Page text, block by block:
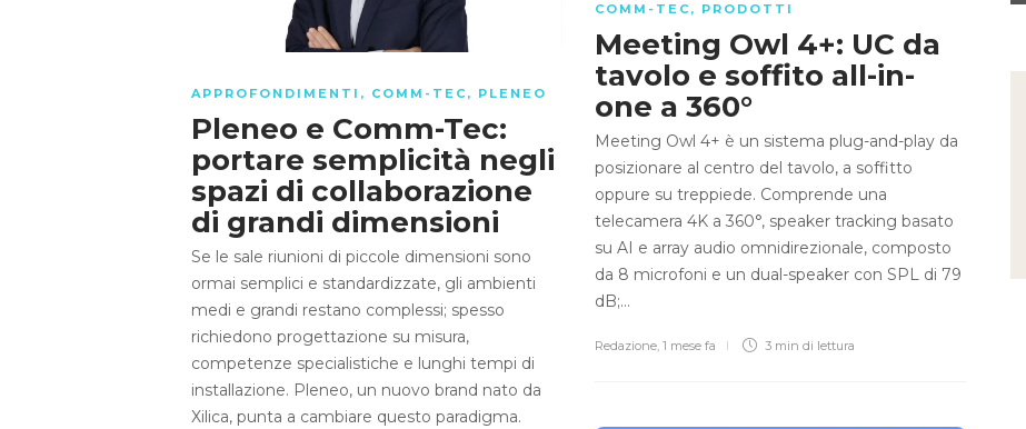
COMM-TEC , PRODOTTI
Meeting Owl 4+: UC da
tavolo e soffito all-in-
one a 360°
Meeting Owl 4+ è un sistema plug-and-play da
posizionare al centro del tavolo, a soffitto
oppure su treppiede. Comprende una
telecamera 4K a 360°, speaker tracking basato
su AI e array audio omnidirezionale, composto
da 8 microfoni e un dual-speaker con SPL di 79
dB;…
Redazione, 1 mese fa 3 min di lettura
APPROFONDIMENTI , COMM-TEC , PLENEO
Pleneo e Comm-Tec:
portare semplicità negli
spazi di collaborazione
di grandi dimensioni
Se le sale riunioni di piccole dimensioni sono
ormai semplici e standardizzate, gli ambienti
medi e grandi restano complessi; spesso
richiedono progettazione su misura,
competenze specialistiche e lunghi tempi di
installazione. Pleneo, un nuovo brand nato da
Xilica, punta a cambiare questo paradigma.